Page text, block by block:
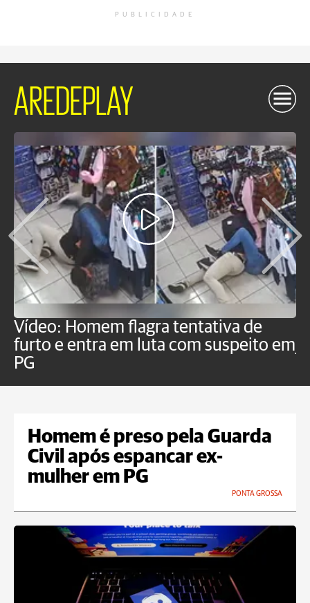
PUBLICIDADE
AREDEPLAY
Vídeo: Homem flagra tentativa de
furto e entra em luta com suspeito em
PG
Homem é preso pela Guarda
Civil após espancar ex-
mulher em PG
PONTA GROSSA